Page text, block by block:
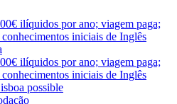
ilíquidos por ano; viagem paga;
conhecimentos iniciais de Inglês
ilíquidos por ano; viagem paga;
conhecimentos iniciais de Inglês
possible